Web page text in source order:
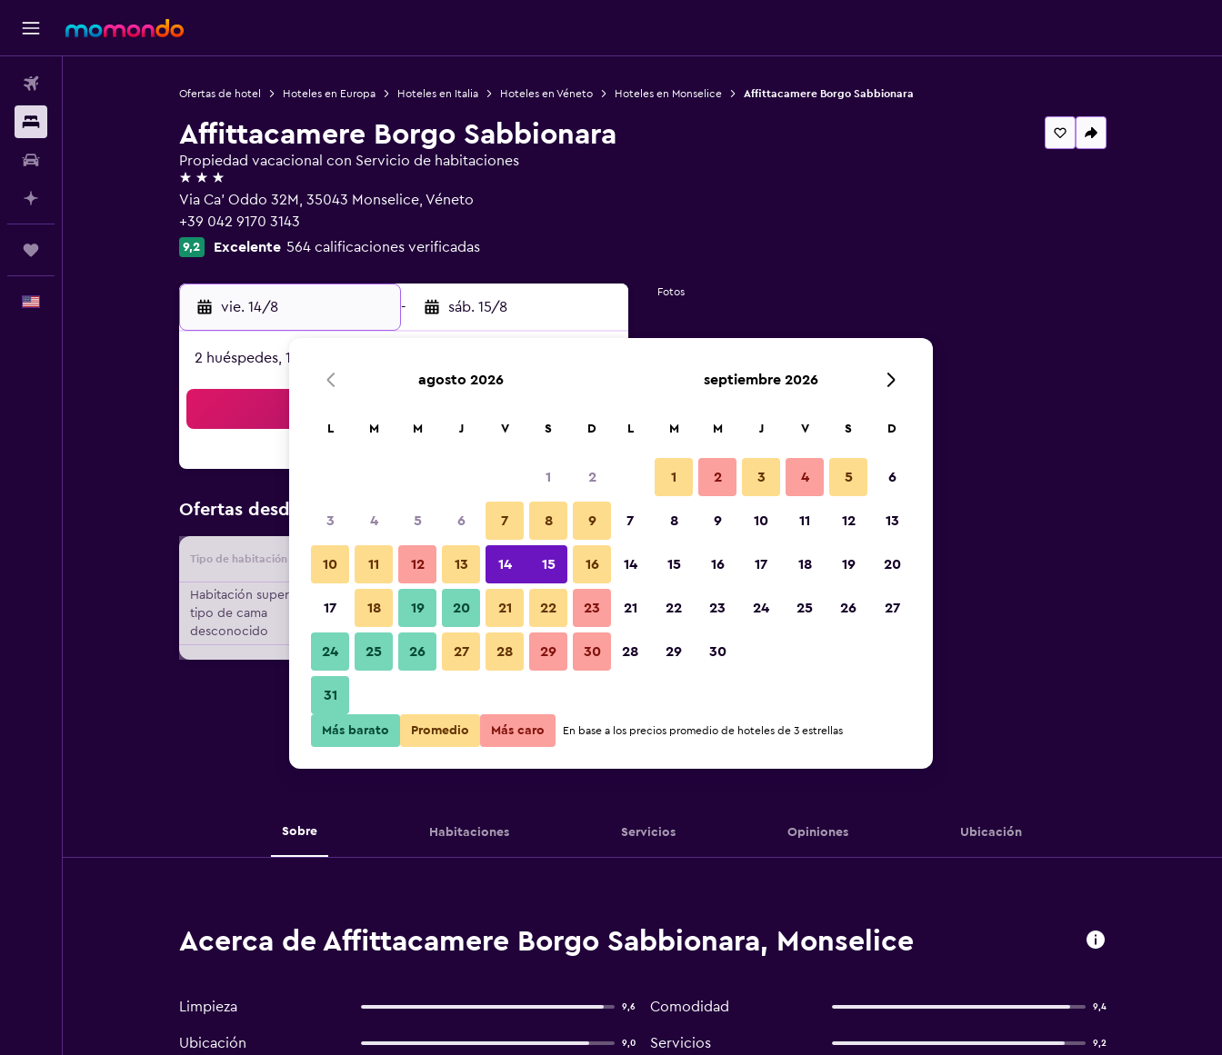
Ofertas de hotel Hoteles en Europa Hoteles en Italia Hoteles en Véneto Hoteles en Monselice Affittacamere Borgo Sabbionara
Affittacamere Borgo Sabbionara
Propiedad vacacional con Servicio de habitaciones
3 estrellas
Via Ca' Oddo 32M, 35043 Monselice, Véneto
+39 042 9170 3143
9,2 Excelente 564 calificaciones verificadas
vie. 14/8 - sáb. 15/8
2 huéspedes, 1 habitación
Ofertas desde Oferta más barata de precio por noche
Tipo de habitación Proveedor Total noche
Habitación superior,
tipo de cama
desconocido
$66 Ver oferta
Fotos
Sobre Habitaciones Servicios Opiniones Ubicación
Acerca de Affittacamere Borgo Sabbionara, Monselice
Limpieza 9,6 Comodidad 9,4
Ubicación 9,0 Servicios 9,2
agosto 2026
L M M J V S D
1 2
3 4 5 6 7 8 9
10 11 12 13 14 15 16
17 18 19 20 21 22 23
24 25 26 27 28 29 30
31
septiembre 2026
L M M J V S D
1 2 3 4 5 6
7 8 9 10 11 12 13
14 15 16 17 18 19 20
21 22 23 24 25 26 27
28 29 30
Más barato Promedio Más caro En base a los precios promedio de hoteles de 3 estrellas